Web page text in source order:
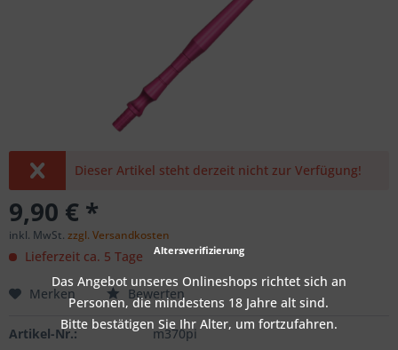
Dieser Artikel steht derzeit nicht zur Verfügung!
9,90 € *
inkl. MwSt. zzgl. Versandkosten
Lieferzeit ca. 5 Tage
Merken Bewerten
Artikel-Nr.: m370pi
Altersverifizierung
Das Angebot unseres Onlineshops richtet sich an
Personen, die mindestens 18 Jahre alt sind.
Bitte bestätigen Sie Ihr Alter, um fortzufahren.